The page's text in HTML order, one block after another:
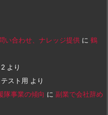
い合わせ、ナレッジ提供 に 鶴
2 より
テスト用 より
隊事業の傾向 に 副業で会社辞め